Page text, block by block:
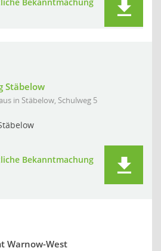
Stäbelow
in Stäbelow, Schulweg 5
Bekanntmachung
Warnow-West